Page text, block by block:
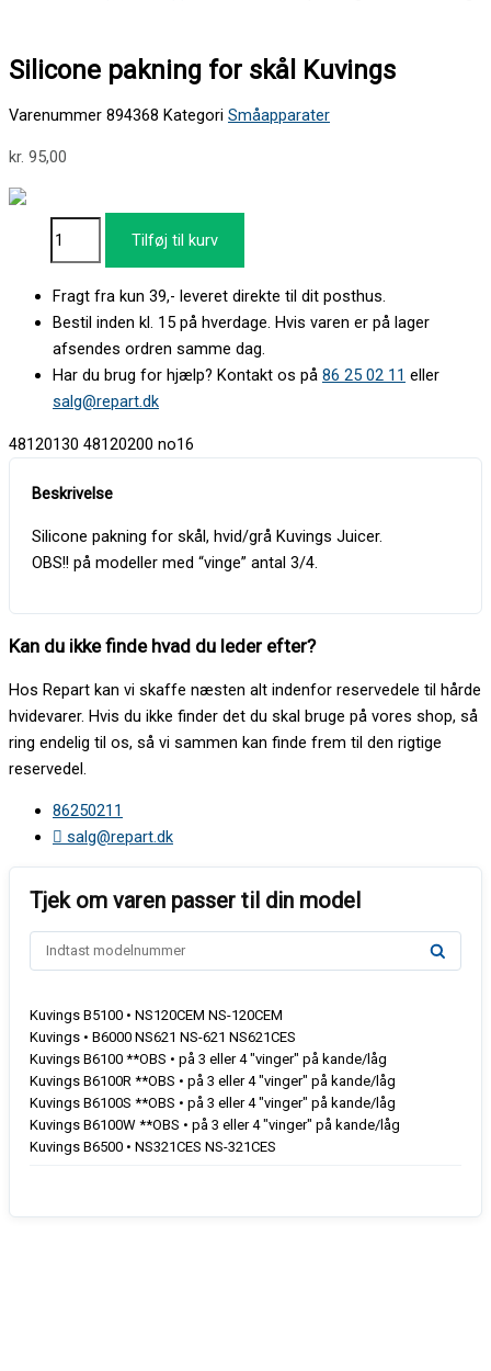
Silicone pakning for skål Kuvings
Varenummer 894368 Kategori Småapparater
kr. 95,00
Tilføj til kurv
Fragt fra kun 39,- leveret direkte til dit posthus.
Bestil inden kl. 15 på hverdage. Hvis varen er på lager
afsendes ordren samme dag.
Har du brug for hjælp? Kontakt os på 86 25 02 11 eller
salg@repart.dk
48120130 48120200 no16
Silicone pakning for skål, hvid/grå Kuvings Juicer.
OBS!! på modeller med “vinge” antal 3/4.
Kan du ikke finde hvad du leder efter?
Hos Repart kan vi skaffe næsten alt indenfor reservedele til hårde
hvidevarer. Hvis du ikke finder det du skal bruge på vores shop, så
ring endelig til os, så vi sammen kan finde frem til den rigtige
reservedel.
86250211
salg@repart.dk
Kuvings B5100 • NS120CEM NS-120CEM
Kuvings • B6000 NS621 NS-621 NS621CES
Kuvings B6100 **OBS • på 3 eller 4 "vinger" på kande/låg
Kuvings B6100R **OBS • på 3 eller 4 "vinger" på kande/låg
Kuvings B6100S **OBS • på 3 eller 4 "vinger" på kande/låg
Kuvings B6100W **OBS • på 3 eller 4 "vinger" på kande/låg
Kuvings B6500 • NS321CES NS-321CES